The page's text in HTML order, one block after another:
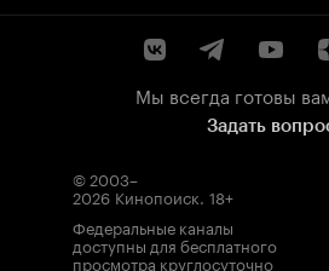
Мы всегда готовы
Задать
© 2003–
2026 Кинопоиск. 18+
Федеральные каналы
доступны для бесплатного
просмотра круглосуточно